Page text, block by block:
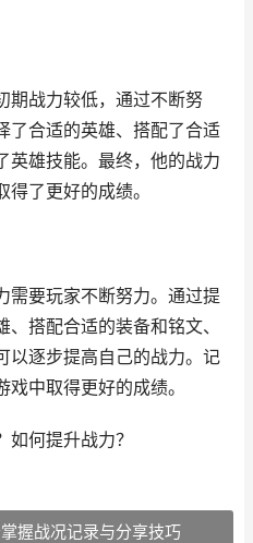
期战力较低，通过不断努
了合适的英雄、搭配了合适
英雄技能。最终，他的战力
了更好的成绩。
需要玩家不断努力。通过提
搭配合适的装备和铭文、
以逐步提高自己的战力。记
中取得更好的成绩。
何提升战力？
握战况记录与分享技巧